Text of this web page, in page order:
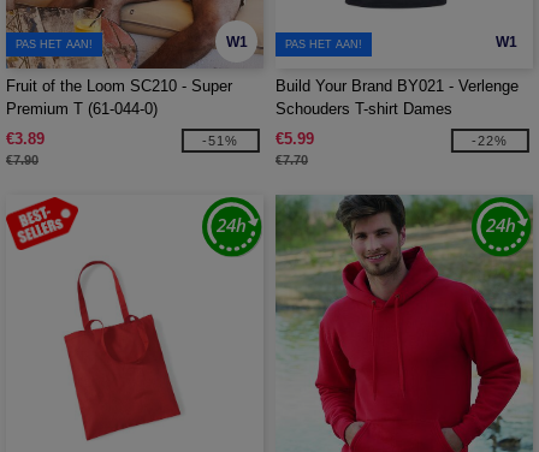
W1
PAS HET AAN!
Fruit of the Loom SC210 - Super
Premium T (61-044-0)
€3.89
€7.90
-51%
W1
PAS HET AAN!
Build Your Brand BY021 - Verlenge
Schouders T-shirt Dames
€5.99
€7.70
-22%